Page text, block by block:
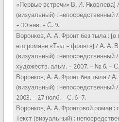
«Первые встречи» В. И. Яковлева]
(визуальный) : непосредственный
– 30 янв. – С. 9.
Воронков, А. А. Фронт без тыла : [о
его романе «Тыл – фронт»] / А. А.
(визуальный) : непосредственный
художеств. альм. – 2007. – № 6. –
Воронков, А. А. Фронт без тыла / А.
(визуальный) : непосредственный
2003. – 27 нояб. – С. 6–7.
Воронков, А. А. Фронтовой роман :
Текст (визуальный) :